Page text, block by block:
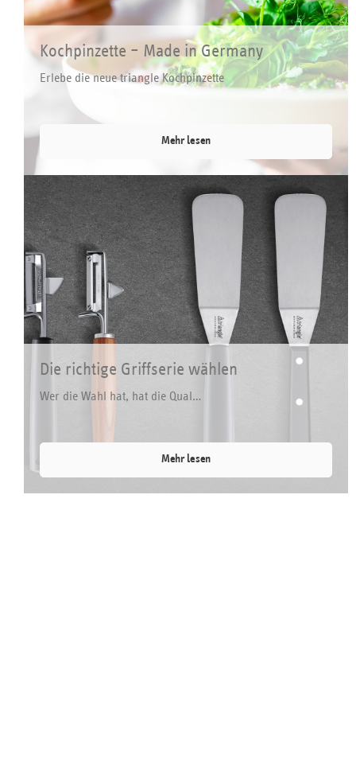
Kochpinzette – Made in Germany
Erlebe die neue triangle Kochpinzette
Mehr lesen
Die richtige Griffserie wählen
Wer die Wahl hat, hat die Qual…
Mehr lesen